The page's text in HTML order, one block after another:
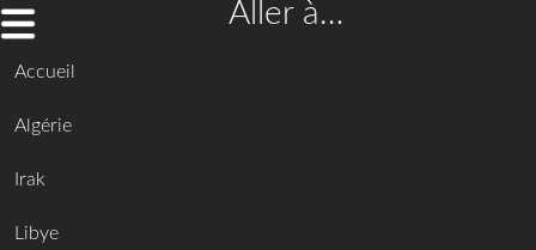
Aller à…
Accueil
Algérie
Irak
Libye